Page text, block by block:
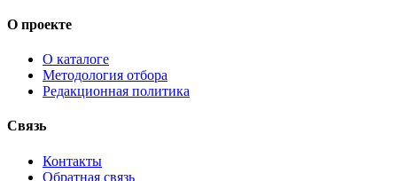
О проекте
О каталоге
Методология отбора
Редакционная политика
Связь
Контакты
Обратная связь